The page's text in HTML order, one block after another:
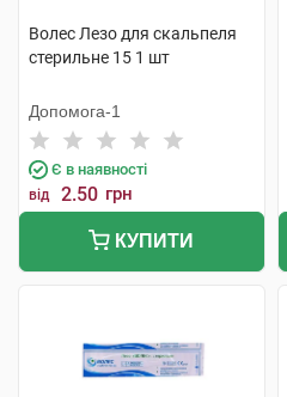
Волес Лезо для скальпеля
стерильне 15 1 шт
Допомога-1
Є в наявності
від 2.50 грн
КУПИТИ